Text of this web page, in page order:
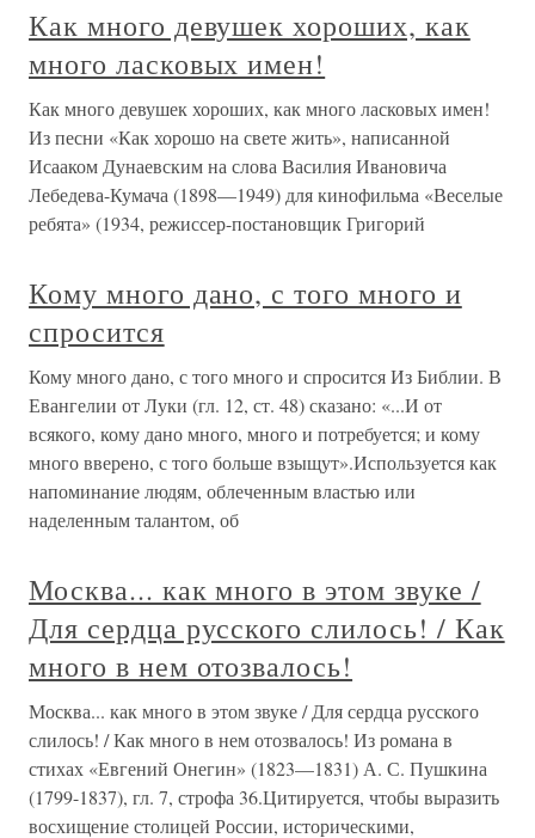
Как много девушек хороших, как
много ласковых имен!
Как много девушек хороших, как много ласковых имен!
Из песни «Как хорошо на свете жить», написанной
Исааком Дунаевским на слова Василия Ивановича
Лебедева-Кумача (1898—1949) для кинофильма «Веселые
ребята» (1934, режиссер-постановщик Григорий
Кому много дано, с того много и
спросится
Кому много дано, с того много и спросится Из Библии. В
Евангелии от Луки (гл. 12, ст. 48) сказано: «...И от
всякого, кому дано много, много и потребуется; и кому
много вверено, с того больше взыщут».Используется как
напоминание людям, облеченным властью или
наделенным талантом, об
Москва... как много в этом звуке /
Для сердца русского слилось! / Как
много в нем отозвалось!
Москва... как много в этом звуке / Для сердца русского
слилось! / Как много в нем отозвалось! Из романа в
стихах «Евгений Онегин» (1823—1831) А. С. Пушкина
(1799-1837), гл. 7, строфа 36.Цитируется, чтобы выразить
восхищение столицей России, историческими,